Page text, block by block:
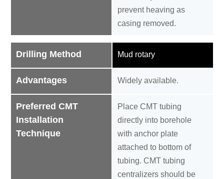
prevent heaving as
casing removed.
Drilling Method
Advantages
Preferred CMT
Installation
Technique
Mud rotary
Widely available.
Place CMT tubing
directly into borehole
with anchor plate
attached to bottom of
tubing. CMT tubing
centralizers should be